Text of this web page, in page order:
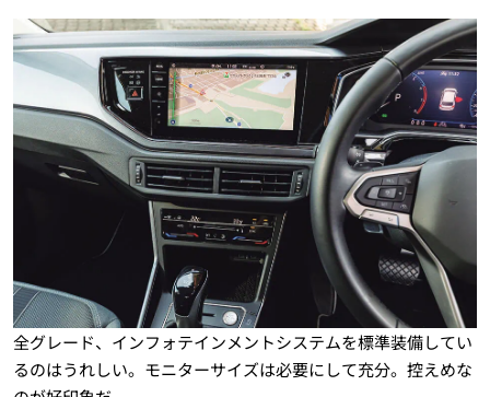
全グレード、インフォテインメントシステムを標準装備してい
るのはうれしい。モニターサイズは必要にして充分。控えめな